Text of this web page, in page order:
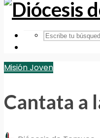
Misión Joven
Cantata a